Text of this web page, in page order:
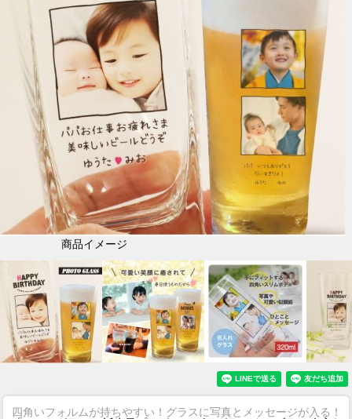
商品イメージ
四角いフォルムが持ちやすい！グラスに写真とメッセージが入る！